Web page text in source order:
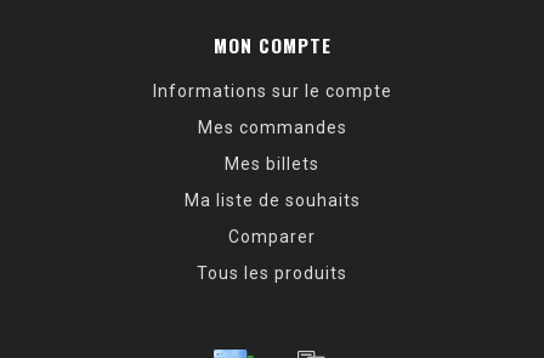
MON COMPTE
Informations sur le compte
Mes commandes
Mes billets
Ma liste de souhaits
Comparer
Tous les produits